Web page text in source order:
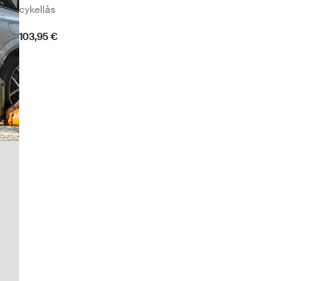
cykellås
103,95 €